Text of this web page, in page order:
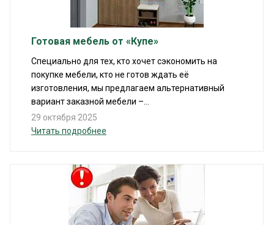
Готовая мебель от «Купе»
Специально для тех, кто хочет сэкономить на
покупке мебели, кто не готов ждать её
изготовления, мы предлагаем альтернативный
вариант заказной мебели –...
29 октября 2025
Читать подробнее